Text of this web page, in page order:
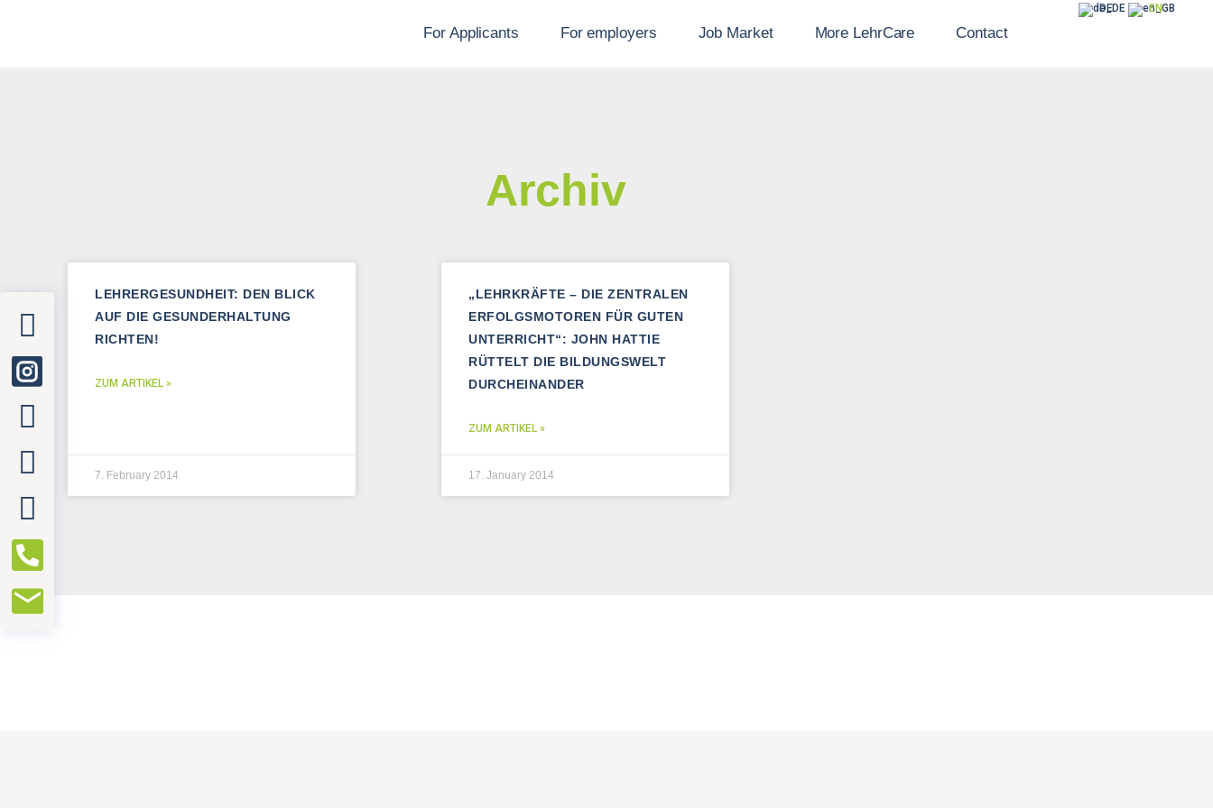
DE EN
For Applicants For employers Job Market More LehrCare Contact
Archiv
LEHRERGESUNDHEIT: DEN BLICK
AUF DIE GESUNDERHALTUNG
RICHTEN!
ZUM ARTIKEL »
7. February 2014
„LEHRKRÄFTE – DIE ZENTRALEN
ERFOLGSMOTOREN FÜR GUTEN
UNTERRICHT“: JOHN HATTIE
RÜTTELT DIE BILDUNGSWELT
DURCHEINANDER
ZUM ARTIKEL »
17. January 2014